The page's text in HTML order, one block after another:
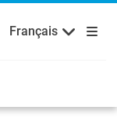
English Français
Français